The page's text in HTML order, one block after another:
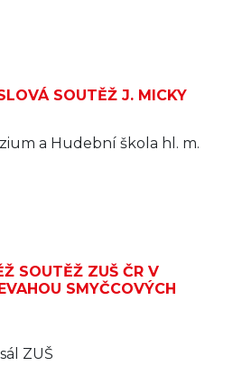
SOUTĚŽ J. MICKY
a Hudební škola hl. m.
SOUTĚŽ ZUŠ ČR V
SMYČCOVÝCH
ZUŠ